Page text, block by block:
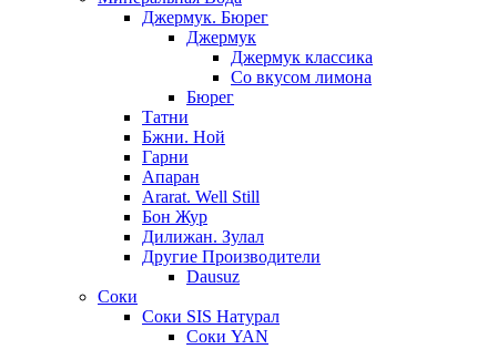
Джермук. Бюрег
Джермук
Джермук классика
Со вкусом лимона
Бюрег
Татни
Бжни. Ной
Гарни
Апаран
Ararat. Well Still
Бон Жур
Дилижан. Зулал
Другие Производители
Dausuz
Соки
Соки SIS Натурал
Соки YAN